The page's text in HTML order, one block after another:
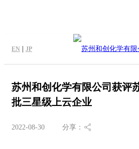
EN JP
苏州和创化学有限公司获评
批三星级上云企业
2022-08-30 分享：